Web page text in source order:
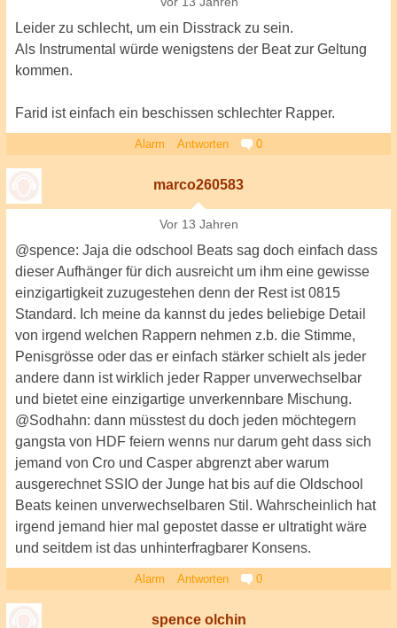
Leider zu schlecht, um ein Disstrack zu sein.
Als Instrumental würde wenigstens der Beat zur Geltung
kommen.
Farid ist einfach ein beschissen schlechter Rapper.
Alarm Antworten 0
marco260583
Vor 13 Jahren
@spence: Jaja die odschool Beats sag doch einfach dass
dieser Aufhänger für dich ausreicht um ihm eine gewisse
einzigartigkeit zuzugestehen denn der Rest ist 0815
Standard. Ich meine da kannst du jedes beliebige Detail
von irgend welchen Rappern nehmen z.b. die Stimme,
Penisgrösse oder das er einfach stärker schielt als jeder
andere dann ist wirklich jeder Rapper unverwechselbar
und bietet eine einzigartige unverkennbare Mischung.
@Sodhahn: dann müsstest du doch jeden möchtegern
gangsta von HDF feiern wenns nur darum geht dass sich
jemand von Cro und Casper abgrenzt aber warum
ausgerechnet SSIO der Junge hat bis auf die Oldschool
Beats keinen unverwechselbaren Stil. Wahrscheinlich hat
irgend jemand hier mal gepostet dasse er ultratight wäre
und seitdem ist das unhinterfragbarer Konsens.
Alarm Antworten 0
spence olchin